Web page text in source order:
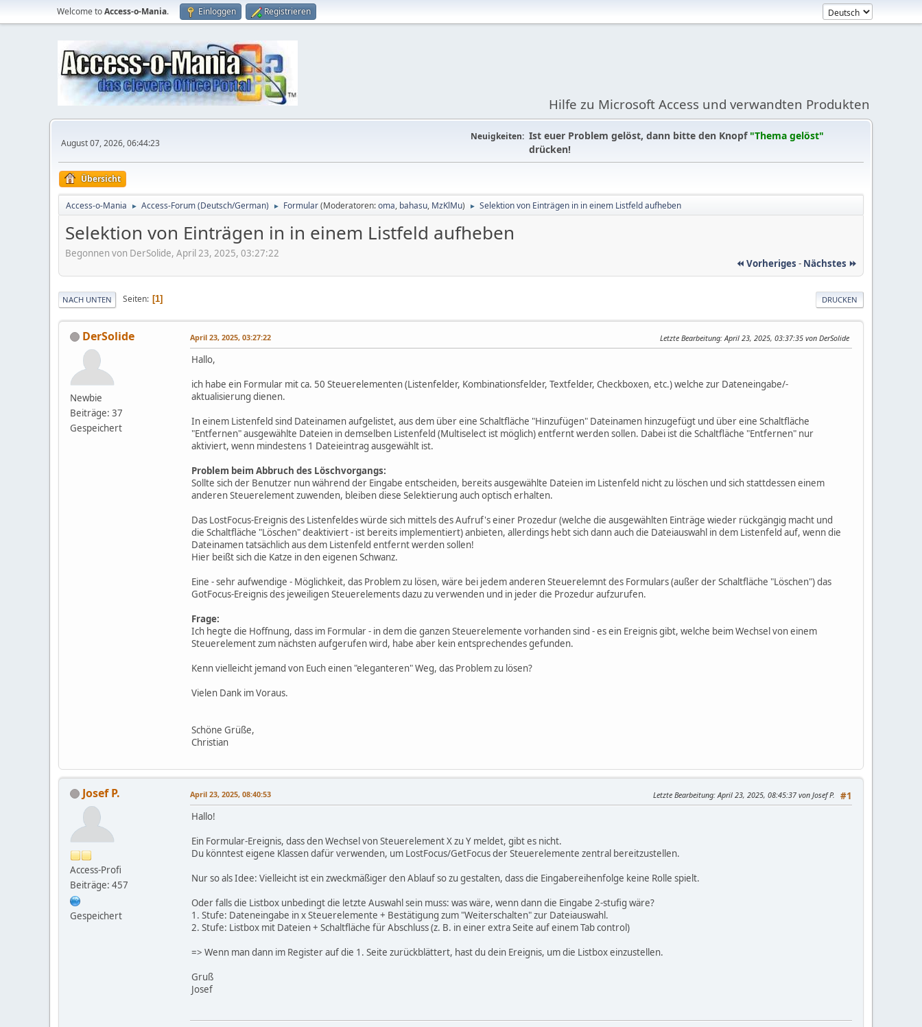
Welcome toAccess-o-Mania. Einloggen Registrieren
Hilfe zu Microsoft Access und verwandten Produkten
August 07, 2026, 06:44:23
Neuigkeiten: Ist euer Problem gelöst, dann bitte den Knopf "Thema gelöst"
drücken!
Übersicht
Access-o-Mania ► Access-Forum (Deutsch/German) ► Formular(Moderatoren:oma, bahasu, MzKlMu) ► Selektion von Einträgen in in einem Listfeld aufheben
Selektion von Einträgen in in einem Listfeld aufheben
Begonnen von DerSolide, April 23, 2025, 03:27:22
⏪ Vorheriges - Nächstes ⏩
DRUCKEN
NACH UNTEN Seiten 1
DerSolide
Newbie
Beiträge: 37
Gespeichert
April 23, 2025, 03:27:22 Letzte Bearbeitung: April 23, 2025, 03:37:35 von DerSolide
Hallo,
ich habe ein Formular mit ca. 50 Steuerelementen (Listenfelder, Kombinationsfelder, Textfelder, Checkboxen, etc.) welche zur Dateneingabe/-
aktualisierung dienen.
In einem Listenfeld sind Dateinamen aufgelistet, aus dem über eine Schaltfläche "Hinzufügen" Dateinamen hinzugefügt und über eine Schaltfläche
"Entfernen" ausgewählte Dateien in demselben Listenfeld (Multiselect ist möglich) entfernt werden sollen. Dabei ist die Schaltfläche "Entfernen" nur
aktiviert, wenn mindestens 1 Dateieintrag ausgewählt ist.
Problem beim Abbruch des Löschvorgangs:
Sollte sich der Benutzer nun während der Eingabe entscheiden, bereits ausgewählte Dateien im Listenfeld nicht zu löschen und sich stattdessen einem
anderen Steuerelement zuwenden, bleiben diese Selektierung auch optisch erhalten.
Das LostFocus-Ereignis des Listenfeldes würde sich mittels des Aufruf's einer Prozedur (welche die ausgewählten Einträge wieder rückgängig macht und
die Schaltfläche "Löschen" deaktiviert - ist bereits implementiert) anbieten, allerdings hebt sich dann auch die Dateiauswahl in dem Listenfeld auf, wenn die
Dateinamen tatsächlich aus dem Listenfeld entfernt werden sollen!
Hier beißt sich die Katze in den eigenen Schwanz.
Eine - sehr aufwendige - Möglichkeit, das Problem zu lösen, wäre bei jedem anderen Steuerelemnt des Formulars (außer der Schaltfläche "Löschen") das
GotFocus-Ereignis des jeweiligen Steuerelements dazu zu verwenden und in jeder die Prozedur aufzurufen.
Frage:
Ich hegte die Hoffnung, dass im Formular - in dem die ganzen Steuerelemente vorhanden sind - es ein Ereignis gibt, welche beim Wechsel von einem
Steuerelement zum nächsten aufgerufen wird, habe aber kein entsprechendes gefunden.
Kenn vielleicht jemand von Euch einen "eleganteren" Weg, das Problem zu lösen?
Vielen Dank im Voraus.
Schöne Grüße,
Christian
Josef P.
Access-Profi
Beiträge: 457
Gespeichert
#1
April 23, 2025, 08:40:53 Letzte Bearbeitung: April 23, 2025, 08:45:37 von Josef P.
Hallo!
Ein Formular-Ereignis, dass den Wechsel von Steuerelement X zu Y meldet, gibt es nicht.
Du könntest eigene Klassen dafür verwenden, um LostFocus/GetFocus der Steuerelemente zentral bereitzustellen.
Nur so als Idee: Vielleicht ist ein zweckmäßiger den Ablauf so zu gestalten, dass die Eingabereihenfolge keine Rolle spielt.
Oder falls die Listbox unbedingt die letzte Auswahl sein muss: was wäre, wenn dann die Eingabe 2-stufig wäre?
1. Stufe: Dateneingabe in x Steuerelemente + Bestätigung zum "Weiterschalten" zur Dateiauswahl.
2. Stufe: Listbox mit Dateien + Schaltfläche für Abschluss (z. B. in einer extra Seite auf einem Tab control)
=> Wenn man dann im Register auf die 1. Seite zurückblättert, hast du dein Ereignis, um die Listbox einzustellen.
Gruß
Josef